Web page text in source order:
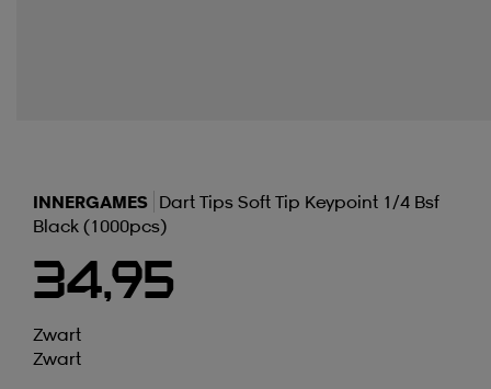
INNERGAMES Dart Tips Soft Tip Keypoint 1/4 Bsf
Black (1000pcs)
34,95
Zwart
Zwart